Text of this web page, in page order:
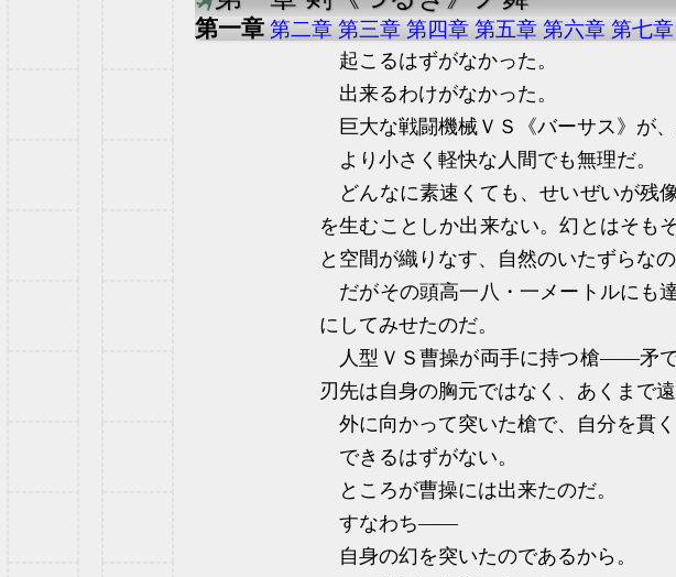
第一章 第二章 第三章 第四章 第五章 第六章 第七章
起こるはずがなかった。
出来るわけがなかった。
巨大な戦闘機械ＶＳ《バーサス》が、
より小さく軽快な人間でも無理だ。
どんなに素速くても、せいぜいが残
を生むことしか出来ない。幻とはそも
と空間が織りなす、自然のいたずらなの
だがその頭高一八・一メートルにも
にしてみせたのだ。
人型ＶＳ曹操が両手に持つ槍――矛で
刃先は自身の胸元ではなく、あくまで
外に向かって突いた槍で、自分を貫
できるはずがない。
ところが曹操には出来たのだ。
すなわち――
自身の幻を突いたのであるから。